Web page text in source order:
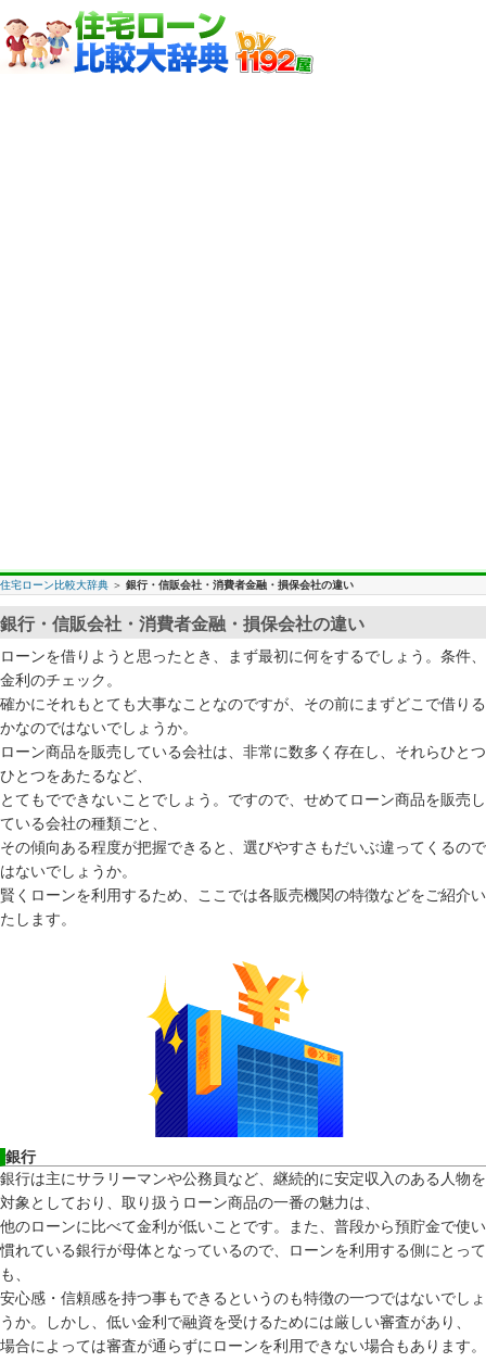
住宅ローン比較大辞典 ＞ 銀行・信販会社・消費者金融・損保会社の違い
銀行・信販会社・消費者金融・損保会社の違い
ローンを借りようと思ったとき、まず最初に何をするでしょう。条件、
金利のチェック。
確かにそれもとても大事なことなのですが、その前にまずどこで借りる
かなのではないでしょうか。
ローン商品を販売している会社は、非常に数多く存在し、それらひとつ
ひとつをあたるなど、
とてもでできないことでしょう。ですので、せめてローン商品を販売し
ている会社の種類ごと、
その傾向ある程度が把握できると、選びやすさもだいぶ違ってくるので
はないでしょうか。
賢くローンを利用するため、ここでは各販売機関の特徴などをご紹介い
たします。
銀行
銀行は主にサラリーマンや公務員など、継続的に安定収入のある人物を
対象としており、取り扱うローン商品の一番の魅力は、
他のローンに比べて金利が低いことです。また、普段から預貯金で使い
慣れている銀行が母体となっているので、ローンを利用する側にとって
も、
安心感・信頼感を持つ事もできるというのも特徴の一つではないでしょ
うか。しかし、低い金利で融資を受けるためには厳しい審査があり、
場合によっては審査が通らずにローンを利用できない場合もあります。